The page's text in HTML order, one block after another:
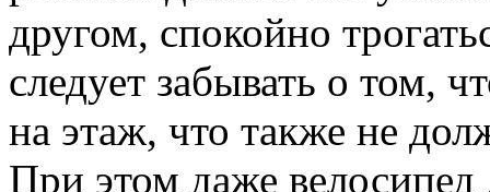
другом, спокойно
следует забывать о том,
на этаж, что также не
При этом даже